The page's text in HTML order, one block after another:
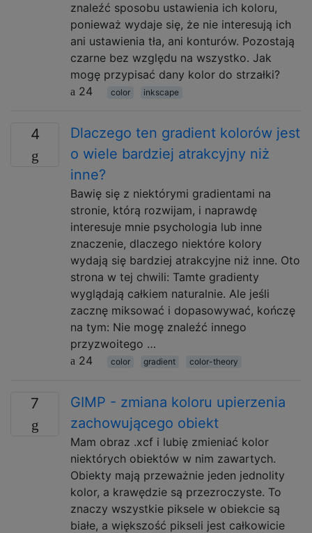
znaleźć sposobu ustawienia ich koloru,
ponieważ wydaje się, że nie interesują ich
ani ustawienia tła, ani konturów. Pozostają
czarne bez względu na wszystko. Jak
mogę przypisać dany kolor do strzałki?
24
color inkscape
4
Dlaczego ten gradient kolorów jest
o wiele bardziej atrakcyjny niż
inne?
Bawię się z niektórymi gradientami na
stronie, którą rozwijam, i naprawdę
interesuje mnie psychologia lub inne
znaczenie, dlaczego niektóre kolory
wydają się bardziej atrakcyjne niż inne. Oto
strona w tej chwili: Tamte gradienty
wyglądają całkiem naturalnie. Ale jeśli
zacznę miksować i dopasowywać, kończę
na tym: Nie mogę znaleźć innego
przyzwoitego …
24
color gradient color-theory
7
GIMP - zmiana koloru upierzenia
zachowującego obiekt
Mam obraz .xcf i lubię zmieniać kolor
niektórych obiektów w nim zawartych.
Obiekty mają przeważnie jeden jednolity
kolor, a krawędzie są przezroczyste. To
znaczy wszystkie piksele w obiekcie są
białe, a większość pikseli jest całkowicie